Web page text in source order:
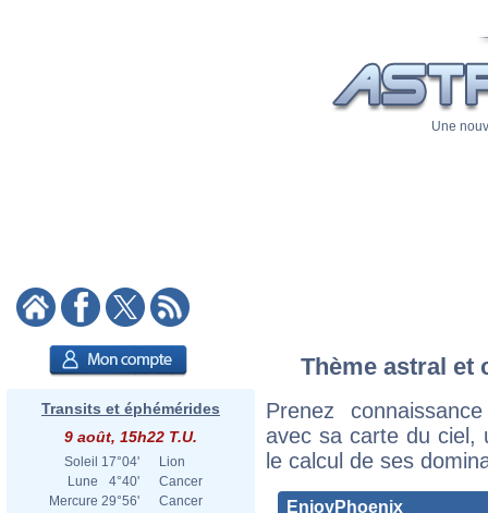
Une
Transits et éphémérides
9 août, 15h22 T.U.
Soleil 17°04'
Lion
Lune
4°40'
Cancer
Mercure 29°56'
Cancer
Thème astral et
Prenez
avec sa carte du ciel,
le calcul de ses
EnjoyPhoenix